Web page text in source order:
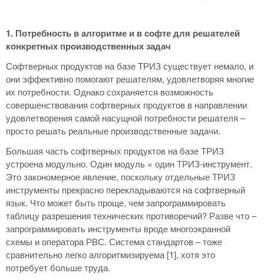
1. Потребность в алгоритме и в софте для решателей
конкретных производственных задач
Софтверных продуктов на базе ТРИЗ существует немало, и
они эффективно помогают решателям, удовлетворяя многие
их потребности. Однако сохраняется возможность
совершенствования софтверных продуктов в направлении
удовлетворения самой насущной потребности решателя –
просто решать реальные производственные задачи.
Большая часть софтверных продуктов на базе ТРИЗ
устроена модульно. Один модуль = один ТРИЗ-инструмент.
Это закономерное явление, поскольку отдельные ТРИЗ
инструменты прекрасно перекладываются на софтверный
язык. Что может быть проще, чем запрограммировать
таблицу разрешения технических противоречий? Разве что –
запрограммировать инструменты вроде многоэкранной
схемы и оператора РВС. Система стандартов – тоже
сравнительно легко алгоритмизируема [1], хотя это
потребует больше труда.